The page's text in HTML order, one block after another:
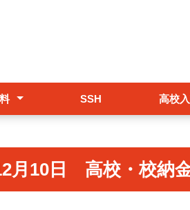
SSH 高校
月10日 高校・校納